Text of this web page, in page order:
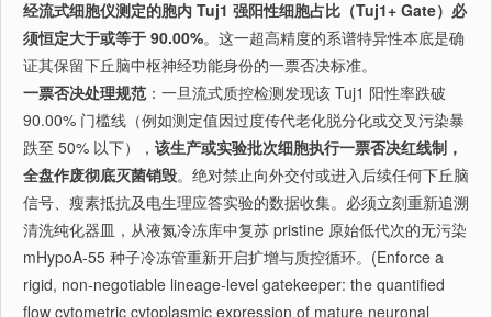
经流式细胞仪测定的胞内 Tuj1 强阳性细胞占比（Tuj1+ Gate）必
须恒定大于或等于 90.00%。这一超高精度的系谱特异性本底是确
证其保留下丘脑中枢神经功能身份的一票否决标准。
一票否决处理规范 ：一旦流式质控检测发现该 Tuj1 阳性率跌破
90.00% 门槛线（例如测定值因过度传代老化脱分化或交叉污染暴
跌至 50% 以下）， 该生产或实验批次细胞执行一票否决红线制，
全盘作废彻底灭菌销毁。绝对禁止向外交付或进入后续任何下丘脑
信号、瘦素抵抗及电生理应答实验的数据收集。必须立刻重新追溯
清洗纯化器皿，从液氮冷冻库中复苏 pristine 原始低代次的无污染
mHypoA-55 种子冷冻管重新开启扩增与质控循环。(Enforce a
rigid, non-negotiable lineage-level gatekeeper: the quantified
flow cytometric cytoplasmic expression of mature neuronal